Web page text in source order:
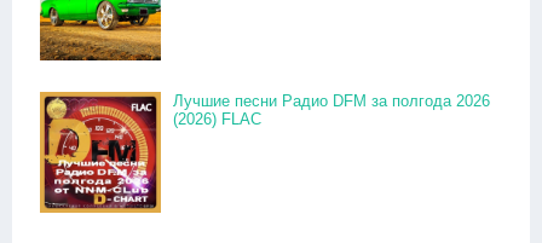
Лучшие песни Радио DFM за полгода 2026
(2026) FLAC